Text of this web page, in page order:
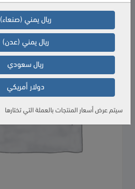
ريال يمني (صنعاء)
ريال يمني (عدن)
ريال سعودي
دولار أمريكي
سيتم عرض أسعار المنتجات بالعملة التي تختارها